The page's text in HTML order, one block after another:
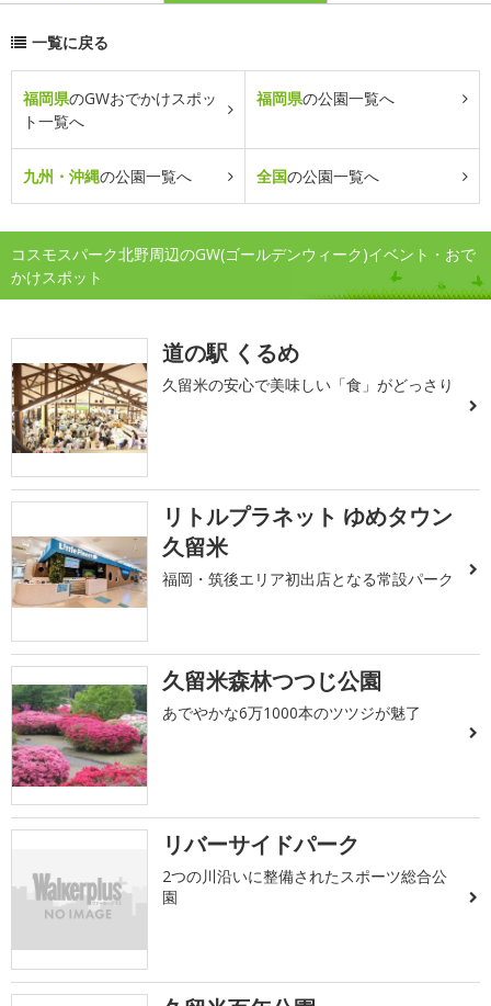
一覧に戻る
福岡県のGWおでかけスポッ
ト一覧へ
福岡県の公園一覧へ
九州・沖縄の公園一覧へ 全国の公園一覧へ
コスモスパーク北野周辺のGW(ゴールデンウィーク)イベント・おで
かけスポット
道の駅 くるめ
久留米の安心で美味しい「食」がどっさり
リトルプラネット ゆめタウン
久留米
福岡・筑後エリア初出店となる常設パーク
久留米森林つつじ公園
あでやかな6万1000本のツツジが魅了
リバーサイドパーク
2つの川沿いに整備されたスポーツ総合公
園